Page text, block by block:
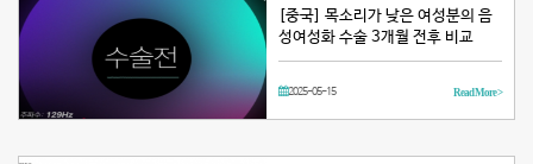
[중국] 목소리가 낮은 여성분의 음
성여성화 수술 3개월 전후 비교
2025-05-15 Read More >